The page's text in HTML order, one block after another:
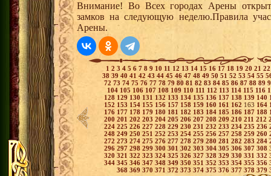
Внимание! Во Всех городах Арены
замков на следующую неделю.Правила
Арены.
1 2 3 4 5 6 7 8 9 10 11 12 13 14 15 16 17 18 19 20 21
38 39 40 41 42 43 44 45 46 47 48 49 50 51 52 53 54 55
72 73 74 75 76 77 78 79 8081 82 83 84 85 86 87 88 89
104 105 106 107 108 109 110 111 112 113 114 115 116
128 129 130 131 132 133 134 135 136 137 138 139 140
152 153 154 155 156 157 158 159 160 161 162 163 164
176 177 178 179 180 181 182 183 184 185 186 187 188
200 201 202 203 204 205 206 207 208 209210 211 212
224 225 226 227 228 229 230 231 232 233 234 235 236
248 249 250 251 252 253 254 255 256 257 258 259 260
272 273 274 275 276 277 278 279 280 281 282 283 284
296 297 298 299 300 301 302 303 304 305 306 307 308
320 321 322 323 324 325 326 327 328 329 330 331 332
344 345 346 347 348 349 350 351 352 353 354 355 356
368 369 370 371 372 373 374 375 376 377 378 379